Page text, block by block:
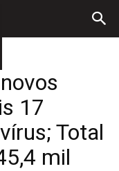
17
Total
mil